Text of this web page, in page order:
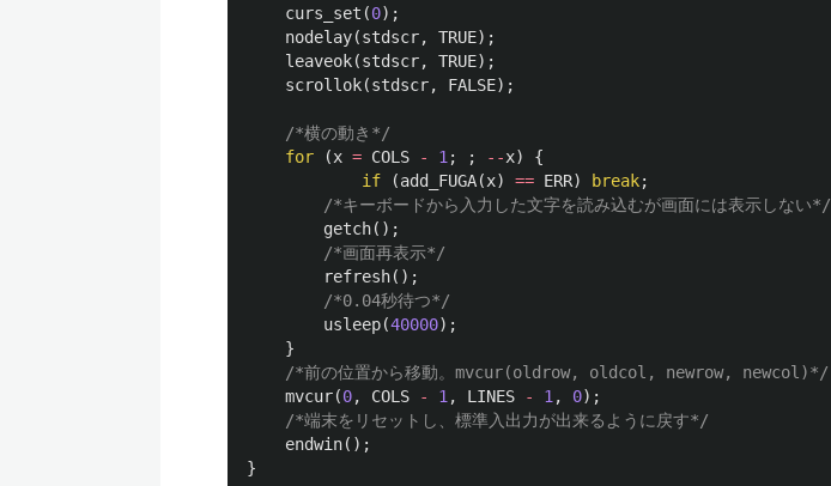
curs_set (0);
nodelay(stdscr, TRUE);
leaveok(stdscr, TRUE);
scrollok(stdscr, FALSE);
/*横の動き*/
for
(x = COLS - 1 ; ; --x)
{
if
(add_FUGA(x) == ERR) break;
/*キーボードから入力した文字を読み込むが画面には表示しない*/
getch();
/*画面再表示*/
refresh();
/*0.04秒待つ*/
usleep(40000);
}
/*前の位置から移動。mvcur(oldrow, oldcol, newrow, newcol)*/
mvcur(0, COLS - 1 , LINES - 1 , 0);
/*端末をリセットし、標準入出力が出来るように戻す*/
endwin();
}